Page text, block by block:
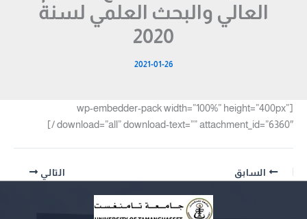
العالي والبحث العلمي لسنة
2020
2021-01-26
[wp-embedder-pack width=”100%” height=”400px”
download=”all” download-text=”” attachment_id=”6360″ /]
السابق التالي